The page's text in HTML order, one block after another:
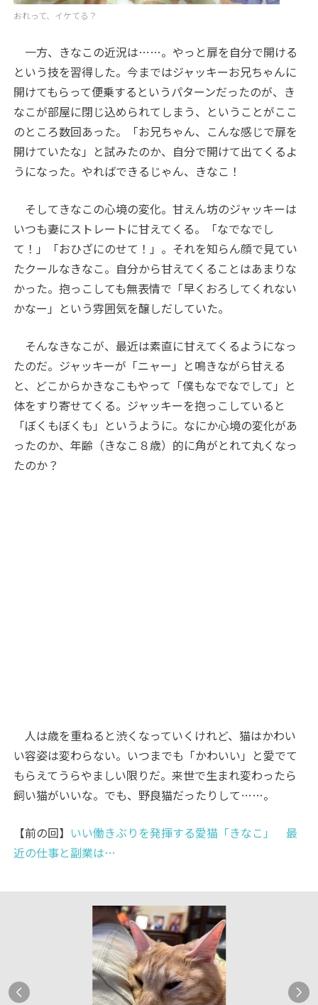
おれって、イケてる？
一方、きなこの近況は……。やっと扉を自分で開ける
という技を習得した。今まではジャッキーお兄ちゃんに
開けてもらって便乗するというパターンだったのが、き
なこが部屋に閉じ込められてしまう、ということがここ
のところ数回あった。「お兄ちゃん、こんな感じで扉を
開けていたな」と試みたのか、自分で開けて出てくるよ
うになった。やればできるじゃん、きなこ！
そしてきなこの心境の変化。甘えん坊のジャッキーは
いつも妻にストレートに甘えてくる。「なでなでし
て！」「おひざにのせて！」。それを知らん顔で見てい
たクールなきなこ。自分から甘えてくることはあまりな
かった。抱っこしても無表情で「早くおろしてくれない
かなー」という雰囲気を醸しだしていた。
そんなきなこが、最近は素直に甘えてくるようになっ
たのだ。ジャッキーが「ニャー」と鳴きながら甘える
と、どこからかきなこもやって「僕もなでなでして」と
体をすり寄せてくる。ジャッキーを抱っこしていると
「ぼくもぼくも」というように。なにか心境の変化があ
ったのか、年齢（きなこ８歳）的に角がとれて丸くなっ
たのか？
人は歳を重ねると渋くなっていくけれど、猫はかわい
い容姿は変わらない。いつまでも「かわいい」と愛でて
もらえてうらやましい限りだ。来世で生まれ変わったら
飼い猫がいいな。でも、野良猫だったりして……。
【前の回】 いい働きぶりを発揮する愛猫「きなこ」 最
近の仕事と副業は…